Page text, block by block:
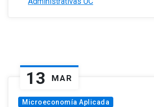
13 MAR
Microeconomía Aplicada